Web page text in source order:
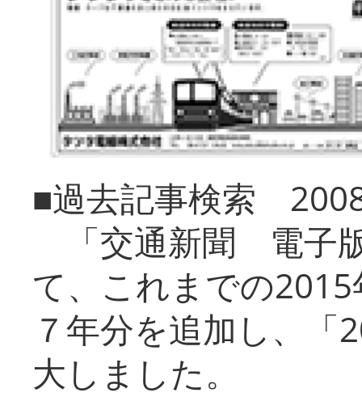
■過去記事検索
「交通新聞 電子
て、これまでの
７年分を追加し、「
大しまし